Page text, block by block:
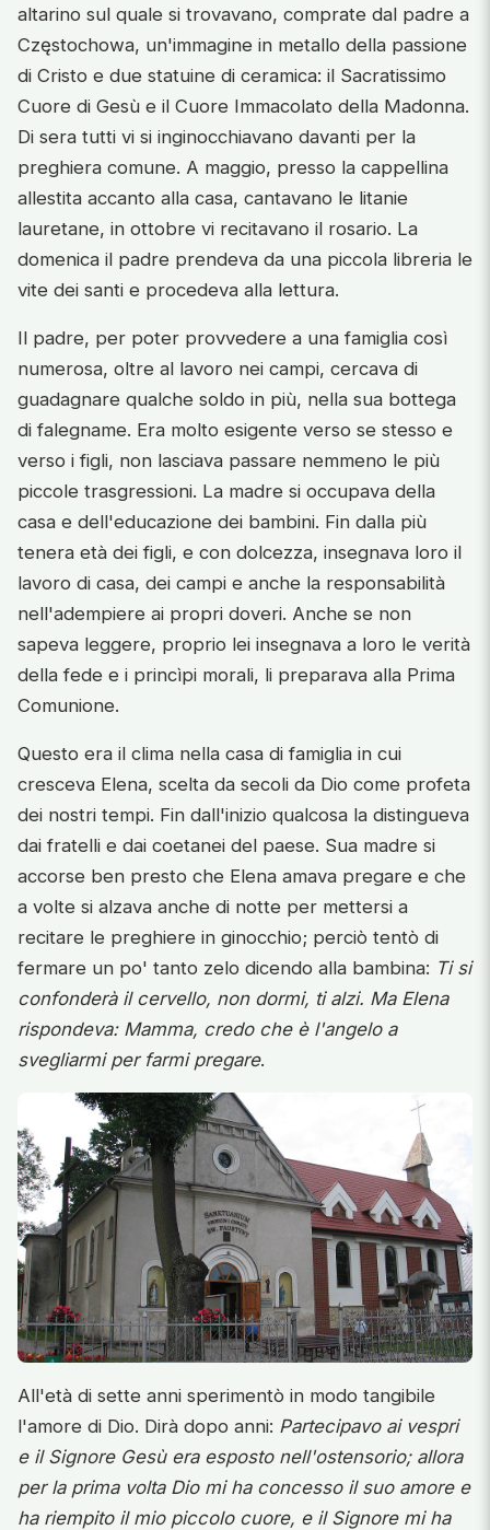
altarino sul quale si trovavano, comprate dal padre a
Częstochowa, un'immagine in metallo della passione
di Cristo e due statuine di ceramica: il Sacratissimo
Cuore di Gesù e il Cuore Immacolato della Madonna.
Di sera tutti vi si inginocchiavano davanti per la
preghiera comune. A maggio, presso la cappellina
allestita accanto alla casa, cantavano le litanie
lauretane, in ottobre vi recitavano il rosario. La
domenica il padre prendeva da una piccola libreria le
vite dei santi e procedeva alla lettura.
Il padre, per poter provvedere a una famiglia così
numerosa, oltre al lavoro nei campi, cercava di
guadagnare qualche soldo in più, nella sua bottega
di falegname. Era molto esigente verso se stesso e
verso i figli, non lasciava passare nemmeno le più
piccole trasgressioni. La madre si occupava della
casa e dell'educazione dei bambini. Fin dalla più
tenera età dei figli, e con dolcezza, insegnava loro il
lavoro di casa, dei campi e anche la responsabilità
nell'adempiere ai propri doveri. Anche se non
sapeva leggere, proprio lei insegnava a loro le verità
della fede e i princìpi morali, li preparava alla Prima
Comunione.
Questo era il clima nella casa di famiglia in cui
cresceva Elena, scelta da secoli da Dio come profeta
dei nostri tempi. Fin dall'inizio qualcosa la distingueva
dai fratelli e dai coetanei del paese. Sua madre si
accorse ben presto che Elena amava pregare e che
a volte si alzava anche di notte per mettersi a
recitare le preghiere in ginocchio; perciò tentò di
fermare un po' tanto zelo dicendo alla bambina: Ti si
confonderà il cervello, non dormi, ti alzi. Ma Elena
rispondeva: Mamma, credo che è l'angelo a
svegliarmi per farmi pregare.
All'età di sette anni sperimentò in modo tangibile
l'amore di Dio. Dirà dopo anni: Partecipavo ai vespri
e il Signore Gesù era esposto nell'ostensorio; allora
per la prima volta Dio mi ha concesso il suo amore e
ha riempito il mio piccolo cuore, e il Signore mi ha